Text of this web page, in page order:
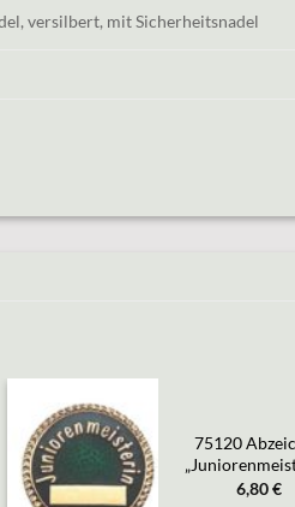
versilbert, mit Sicherheitsnadel
Add to
wishlist
75120
6,80€